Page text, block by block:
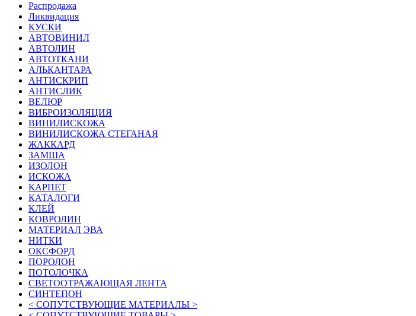
Распродажа
Ликвидация
КУСКИ
АВТОВИНИЛ
АВТОЛИН
АВТОТКАНИ
АЛЬКАНТАРА
АНТИСКРИП
АНТИСЛИК
ВЕЛЮР
ВИБРОИЗОЛЯЦИЯ
ВИНИЛИСКОЖА
ВИНИЛИСКОЖА СТЕГАНАЯ
ЖАККАРД
ЗАМША
ИЗОЛОН
ИСКОЖА
КАРПЕТ
КАТАЛОГИ
КЛЕЙ
КОВРОЛИН
МАТЕРИАЛ ЭВА
НИТКИ
ОКСФОРД
ПОРОЛОН
ПОТОЛОЧКА
СВЕТООТРАЖАЮЩАЯ ЛЕНТА
СИНТЕПОН
< СОПУТСТВУЮЩИЕ МАТЕРИАЛЫ >